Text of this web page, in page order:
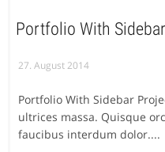
Portfolio With Sidebar
27. August 2014
Portfolio With Sidebar
ultrices massa. Quisque
faucibus interdum dolor....